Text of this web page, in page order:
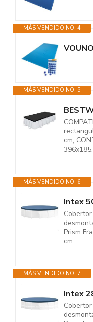
MÁS VENDIDO NO. 4
MÁS VENDIDO NO. 5
cm;
MÁS VENDIDO NO. 6
Prism
cm...
MÁS VENDIDO NO. 7